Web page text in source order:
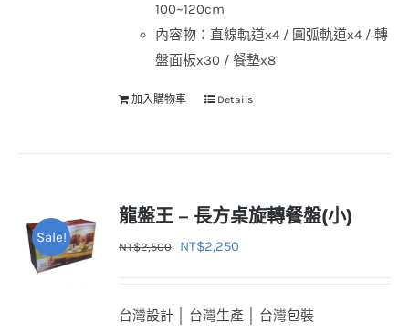
100~120cm
內容物：直線軌道x4 / 圓弧軌道x4 / 轉
盤面板x30 / 餐墊x8
加入購物車 Details
Sale!
龍盤王 – 長方桌旋轉餐盤(小)
NT$2,500
原
格：
NT$2,250
格：
台灣設計 │ 台灣生產 │ 台灣包裝